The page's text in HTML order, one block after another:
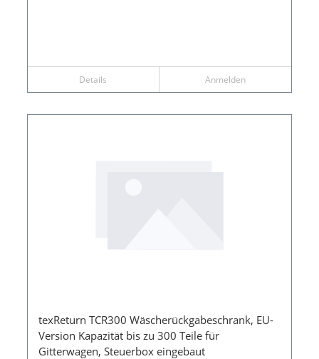
Details Anmelden
texReturn TCR300 Wäscherückgabeschrank, EU-
Version Kapazität bis zu 300 Teile für
Gitterwagen, Steuerbox eingebaut